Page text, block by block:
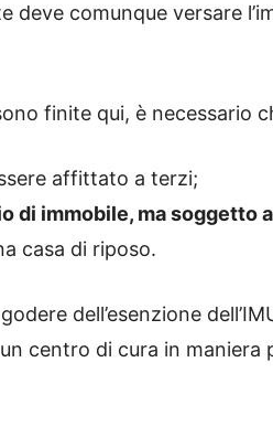
deve comunque versare
finite qui, è necessario
affittato a terzi;
di immobile, ma soggetto
casa di riposo.
dell’esenzione
centro di cura in maniera